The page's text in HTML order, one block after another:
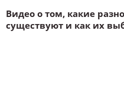
Видео о том, какие
существуют и как их